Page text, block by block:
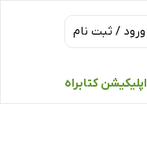
ورود / ثبت نام
اپلیکیشن کتابراه